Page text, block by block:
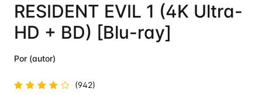
RESIDENT EVIL 1 (4K Ultra-
HD + BD) [Blu-ray]
Por (autor)
(942)